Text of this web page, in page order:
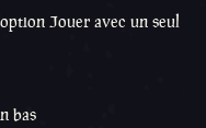
Jouer avec un seul
bas